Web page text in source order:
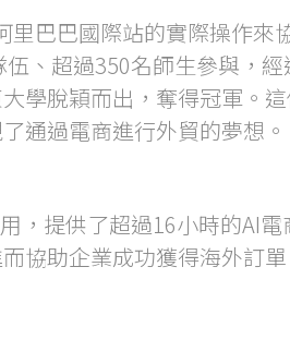
巴巴國際站的實際操作來
、超過350名師生參與，
學脫穎而出，奪得冠軍。
通過電商進行外貿的夢想。
，提供了超過16小時的AI
協助企業成功獲得海外訂單